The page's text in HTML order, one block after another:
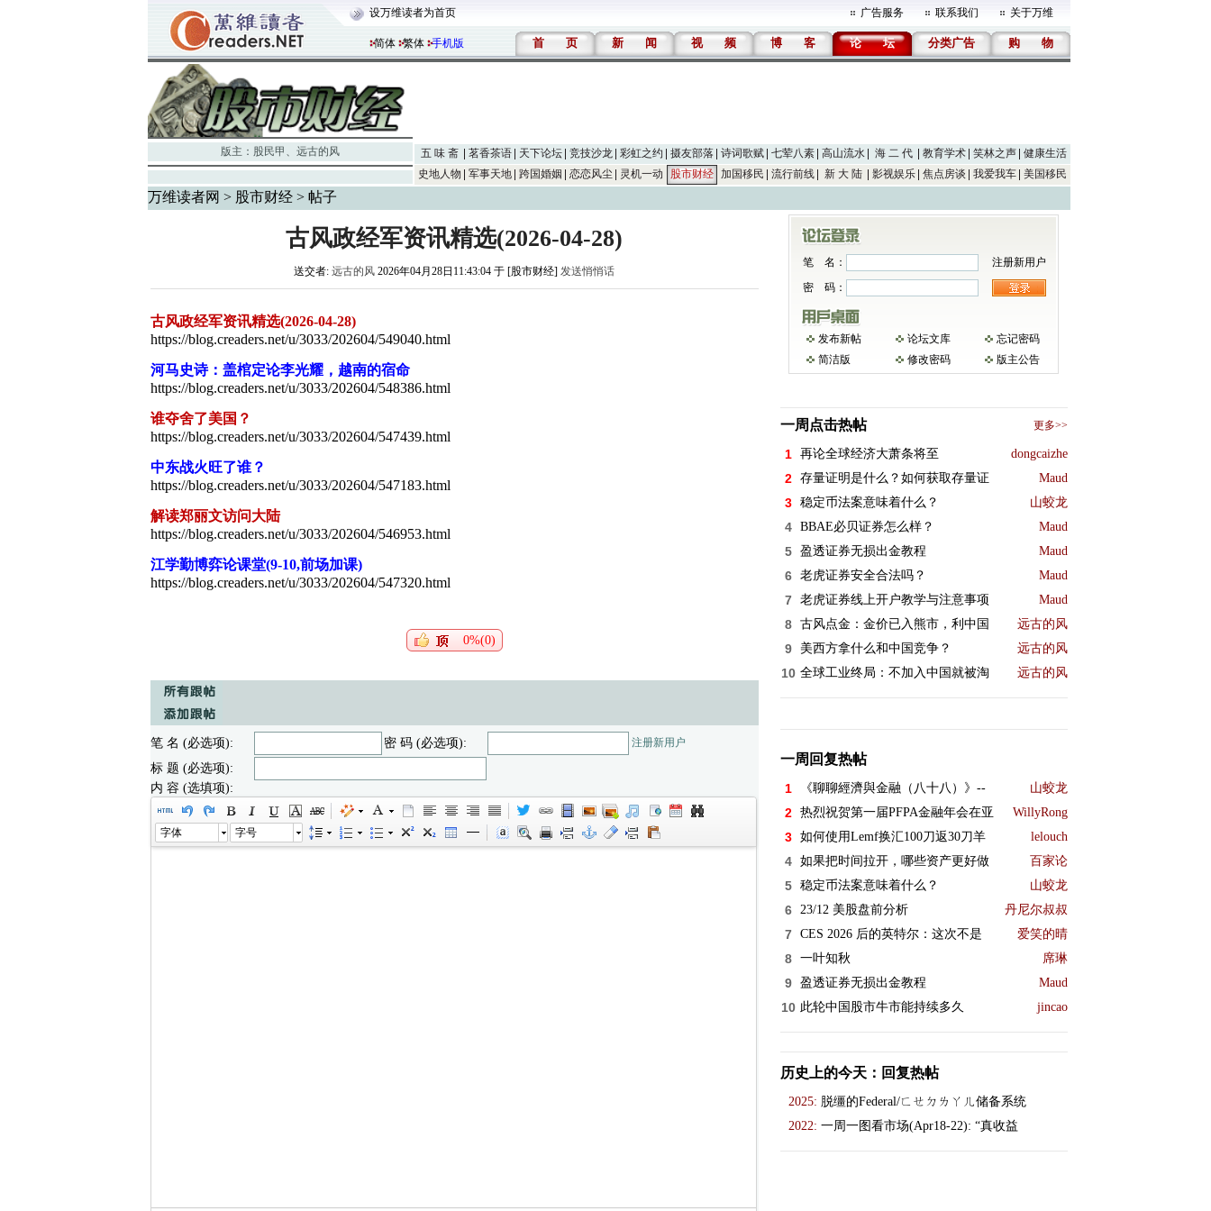
设万维读者为首页 广告服务 联系我们 关于万维
简体 繁体 手机版 首 页 新 闻 视 频 博 客 论 坛 分类广告 购 物
版主： 股民甲 、 远古的风 五 味 斋 茗香茶语 天下论坛 竞技沙龙 彩虹之约 摄友部落 诗词歌赋 七荤八素 高山流水 海 二 代 教育学术 笑林之声
健康生活
史地人物
军事天地 跨国婚姻 恋恋风尘 灵机一动 股市财经 加国移民 流行前线 新 大 陆 影视娱乐 焦点房谈 我爱我车 美国移民
万维读者网 > 股市财经> 帖子
古风政经军资讯精选(2026-04-28)
送交者: 远古的风 2026年04月28日11:43:04 于 [股市财经] 发送悄悄话
古风政经军资讯精选(2026-04-28)
https://blog.creaders.net/u/3033/202604/549040.html
河马史诗：盖棺定论李光耀，越南的宿命
https://blog.creaders.net/u/3033/202604/548386.html
谁夺舍了美国？
https://blog.creaders.net/u/3033/202604/547439.html
中东战火旺了谁？
https://blog.creaders.net/u/3033/202604/547183.html
解读郑丽文访问大陆
https://blog.creaders.net/u/3033/202604/546953.html
江学勤博弈论课堂(9-10,前场加课)
https://blog.creaders.net/u/3033/202604/547320.html
0%(0)
笔 名 (必选项): 密 码 (必选项): 注册新用户
标 题 (必选项):
内 容 (选填项):
字体 字号
笔 名：
注册新用户
密 码：
发布新帖 论坛文库
忘记密码
简洁版
修改密码 版主公告
一周点击热帖 更多>>
1 再论全球经济大萧条将至 dongcaizhe
2 存量证明是什么？如何获取存量证 Maud
3 稳定币法案意味着什么？ 山蛟龙
4 BBAE必贝证券怎么样？ Maud
5 盈透证券无损出金教程 Maud
6 老虎证券安全合法吗？ Maud
7 老虎证券线上开户教学与注意事项 Maud
8 古风点金：金价已入熊市，利中国 远古的风
9 美西方拿什么和中国竞争？ 远古的风
10 全球工业终局：不加入中国就被淘 远古的风
一周回复热帖
1 《聊聊經濟與金融（八十八）》-- 山蛟龙
2 热烈祝贺第一届PFPA金融年会在亚 WillyRong
3 如何使用Lemf换汇100刀返30刀羊 lelouch
4 如果把时间拉开，哪些资产更好做 百家论
5 稳定币法案意味着什么？ 山蛟龙
6 23/12 美股盘前分析 丹尼尔叔叔
7 CES 2026 后的英特尔：这次不是 爱笑的晴
8 一叶知秋 席琳
9 盈透证券无损出金教程 Maud
10 此轮中国股市牛市能持续多久 jincao
历史上的今天：回复热帖
2025: 脱缰的Federal/ㄈㄝㄉㄌㄚㄦ储备系统
2022: 一周一图看市场(Apr18-22): “真收益